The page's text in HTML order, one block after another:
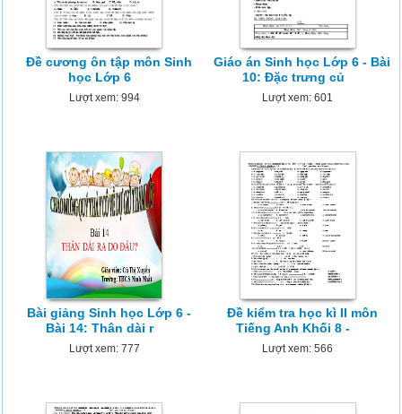
Đề cương ôn tập môn Sinh
học Lớp 6
Lượt xem: 994
Giáo án Sinh học Lớp 6 - Bài
10: Đặc trưng củ
Lượt xem: 601
Bài giảng Sinh học Lớp 6 -
Bài 14: Thân dài r
Lượt xem: 777
Đề kiểm tra học kì II môn
Tiếng Anh Khối 8 -
Lượt xem: 566